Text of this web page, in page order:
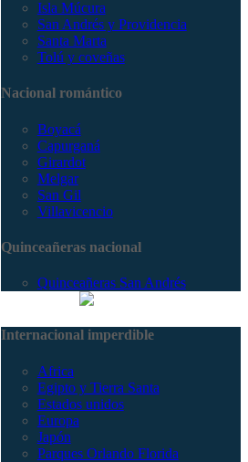
Isla Múcura
San Andrés y Providencia
Santa Marta
Tolú y coveñas
Nacional romántico
Boyacá
Capurganá
Girardot
Melgar
San Gil
Villavicencio
Quinceañeras nacional
Quinceañeras San Andrés
Internacional imperdible
Africa
Egipto y Tierra Santa
Estados unidos
Europa
Japón
Parques Orlando Florida